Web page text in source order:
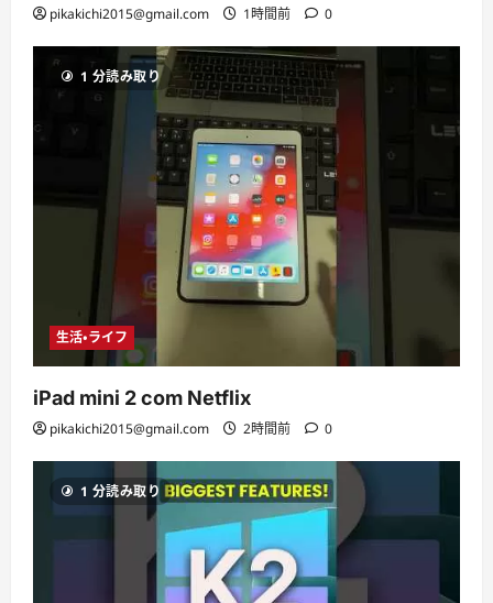
pikakichi2015@gmail.com 1時間前 0
1 分読み取り
生活・ライフ
iPad mini 2 com Netflix
pikakichi2015@gmail.com 2時間前 0
1 分読み取り